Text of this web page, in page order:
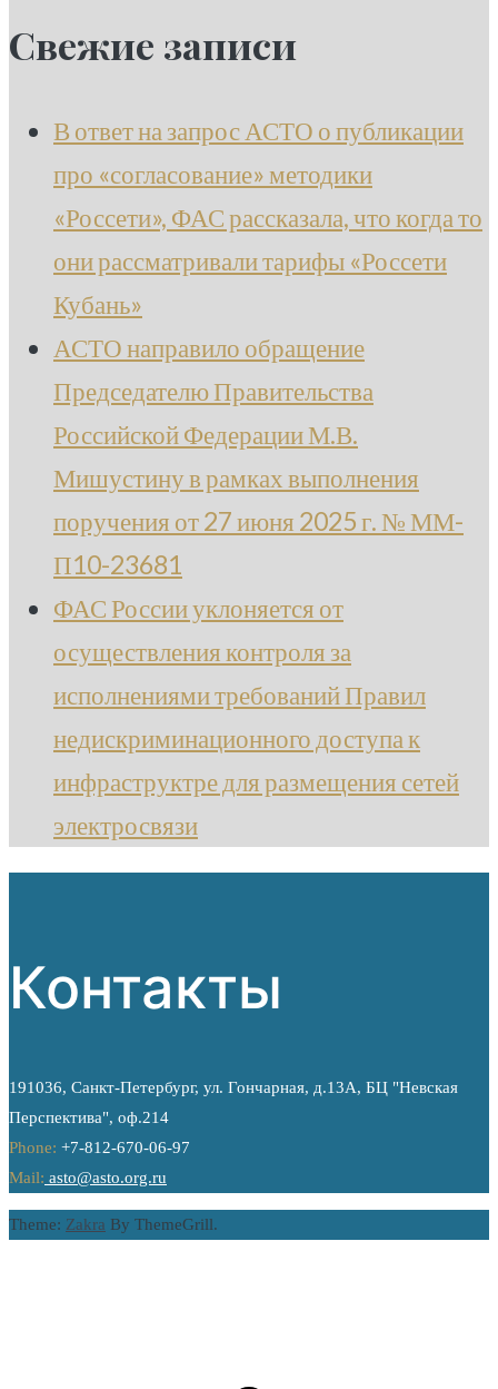
Свежие записи
В ответ на запрос АСТО о публикации
про «согласование» методики
«Россети», ФАС рассказала, что когда то
они рассматривали тарифы «Россети
Кубань»
АСТО направило обращение
Председателю Правительства
Российской Федерации М.В.
Мишустину в рамках выполнения
поручения от 27 июня 2025 г. № ММ-
П10-23681
ФАС России уклоняется от
осуществления контроля за
исполнениями требований Правил
недискриминационного доступа к
инфраструктре для размещения сетей
электросвязи
Контакты
191036, Санкт-Петербург, ул. Гончарная, д.13А, БЦ "Невская
Перспектива", оф.214
Phone: +7-812-670-06-97
Mail: asto@asto.org.ru
Theme: Zakra By ThemeGrill.